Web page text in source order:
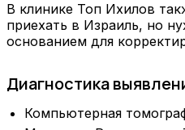
В клинике Топ Ихилов
приехать в Израиль, но
основанием для
Диагностика
Компьютерная